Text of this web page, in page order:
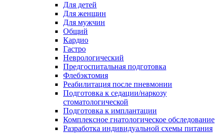
Для детей
Для женщин
Для мужчин
Общий
Кардио
Гастро
Неврологический
Предгоспитальная подготовка
Флебэктомия
Реабилитация после пневмонии
Подготовка к седации/наркозу
стоматологической
Подготовка к имплантации
Комплексное гнатологическое обследование
Разработка индивидуальной схемы питания